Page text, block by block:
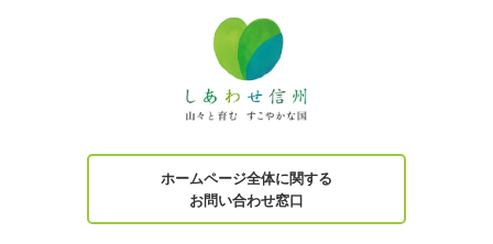
ホームページ全体に関する
お問い合わせ窓口